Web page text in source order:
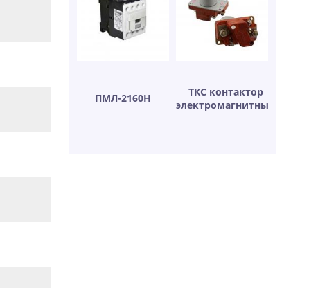
ПМЛ-2160Н
ТКС контактор
электромагнитный